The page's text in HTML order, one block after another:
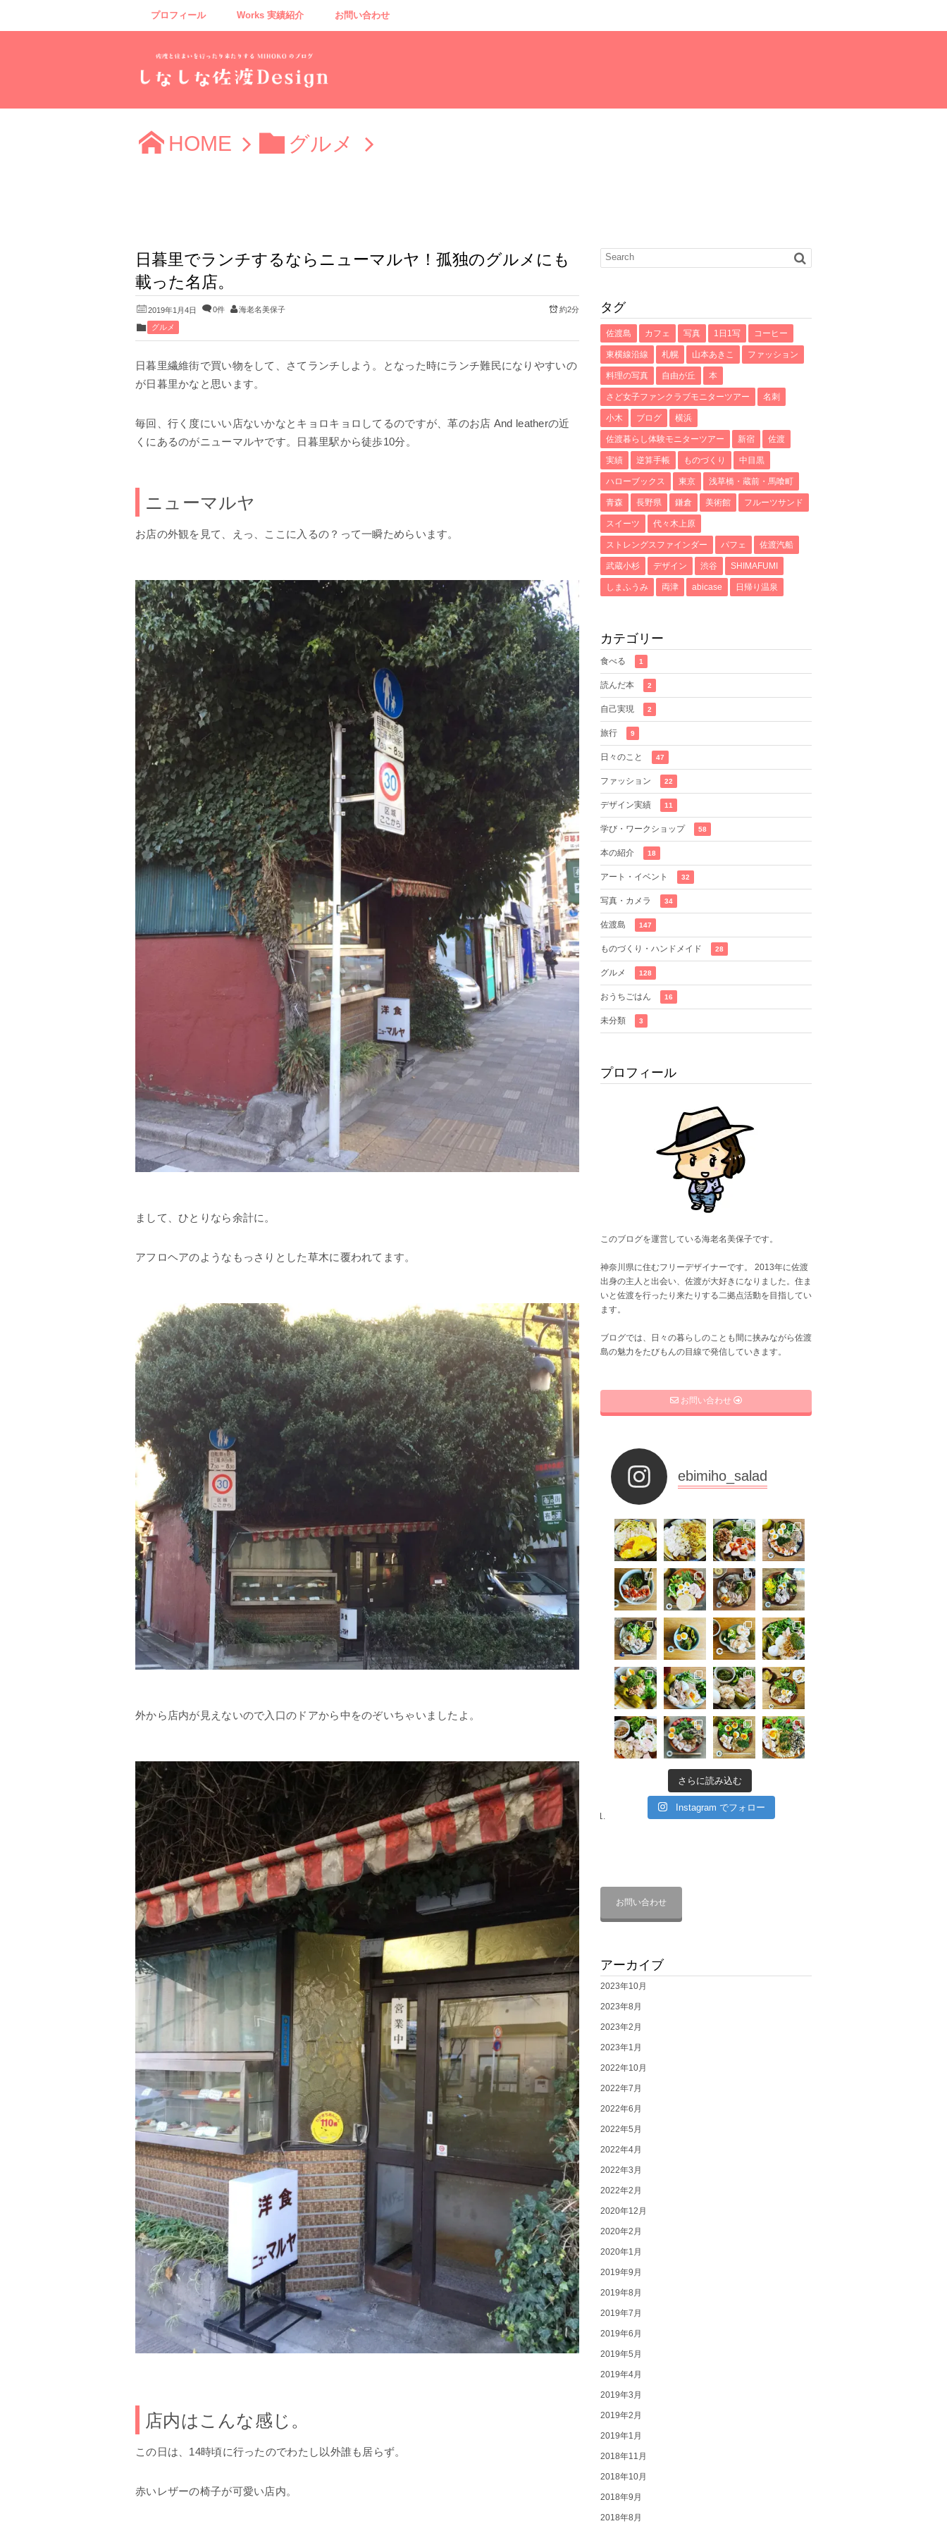
プロフィール Works 実績紹介 お問い合わせ
HOME グルメ
日暮里でランチするならニューマルヤ！孤独のグルメにも
載った名店。
2019年1月4日 0件 海老名美保子 約2分
グルメ
日暮里繊維街で買い物をして、さてランチしよう。となった時にランチ難民になりやすいの
が日暮里かなと思います。
毎回、行く度にいい店ないかなとキョロキョロしてるのですが、革のお店 And leatherの近
くにあるのがニューマルヤです。日暮里駅から徒歩10分。
ニューマルヤ
お店の外観を見て、えっ、ここに入るの？って一瞬ためらいます。
まして、ひとりなら余計に。
アフロヘアのようなもっさりとした草木に覆われてます。
外から店内が見えないので入口のドアから中をのぞいちゃいましたよ。
店内はこんな感じ。
この日は、14時頃に行ったのでわたし以外誰も居らず。
赤いレザーの椅子が可愛い店内。
タグ
佐渡島 カフェ 写真 1日1写 コーヒー
東横線沿線 札幌 山本あきこ ファッション
料理の写真 自由が丘 本
さど女子ファンクラブモニターツアー 名刺
小木 ブログ 横浜
佐渡暮らし体験モニターツアー 新宿 佐渡
実績 逆算手帳 ものづくり 中目黒
ハローブックス 東京 浅草橋・蔵前・馬喰町
青森 長野県 鎌倉 美術館 フルーツサンド
スイーツ 代々木上原
ストレングスファインダー パフェ 佐渡汽船
武蔵小杉 デザイン 渋谷 SHIMAFUMI
しまふうみ 両津 abicase 日帰り温泉
カテゴリー
食べる 1
読んだ本 2
自己実現 2
旅行 9
日々のこと 47
ファッション 22
デザイン実績 11
学び・ワークショップ 58
本の紹介 18
アート・イベント 32
写真・カメラ 34
佐渡島 147
ものづくり・ハンドメイド 28
グルメ 128
おうちごはん 16
未分類 3
プロフィール
このブログを運営している海老名美保子です。
神奈川県に住むフリーデザイナーです。 2013年に佐渡
出身の主人と出会い、佐渡が大好きになりました。住ま
いと佐渡を行ったり来たりする二拠点活動を目指してい
ます。
ブログでは、日々の暮らしのことも間に挟みながら佐渡
島の魅力をたびもんの目線で発信していきます。
お問い合わせ
ebimiho_salad
さらに読み込む
Instagram でフォロー
お問い合わせ
アーカイブ
2023年10月
2023年8月
2023年2月
2023年1月
2022年10月
2022年7月
2022年6月
2022年5月
2022年4月
2022年3月
2022年2月
2020年12月
2020年2月
2020年1月
2019年9月
2019年8月
2019年7月
2019年6月
2019年5月
2019年4月
2019年3月
2019年2月
2019年1月
2018年11月
2018年10月
2018年9月
2018年8月